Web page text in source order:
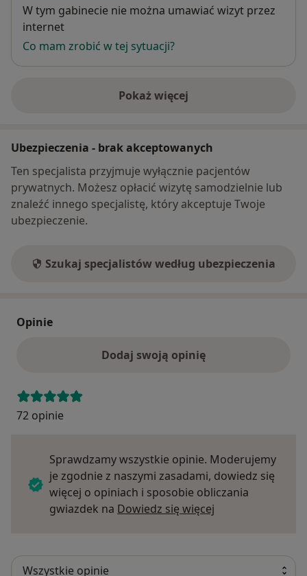
Dostępność
W tym gabinecie nie można umawiać wizyt przez
internet
Co mam zrobić w tej sytuacji?
Pokaż więcej
o adresie
Ubezpieczenia - brak akceptowanych
Ten specjalista przyjmuje wyłącznie pacjentów
prywatnych. Możesz opłacić wizytę samodzielnie lub
znaleźć innego specjalistę, który akceptuje Twoje
ubezpieczenie.
Szukaj specjalistów według ubezpieczenia
Opinie
Dodaj swoją opinię
72 opinie
Sprawdzamy wszystkie opinie. Moderujemy
je zgodnie z naszymi zasadami, dowiedz się
więcej o opiniach i sposobie obliczania
gwiazdek na Dowiedz się więcej